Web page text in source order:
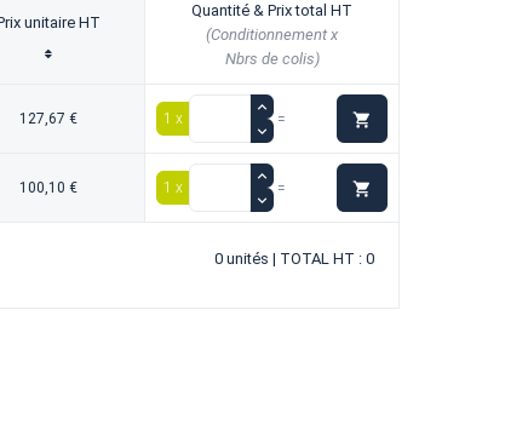
unitaire HT
Quantité & Prix total HT
(Conditionnement x
Nbrs de colis)
127,67 € 1 x = 
100,10 € 1 x = 
0 unités | TOTAL HT : 0